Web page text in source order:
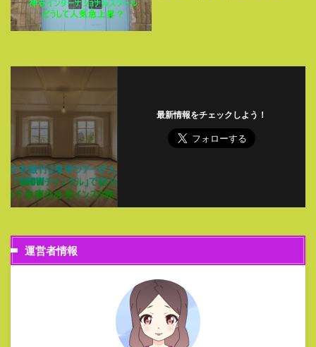
最新情報をチェックしよう！
運営者情報